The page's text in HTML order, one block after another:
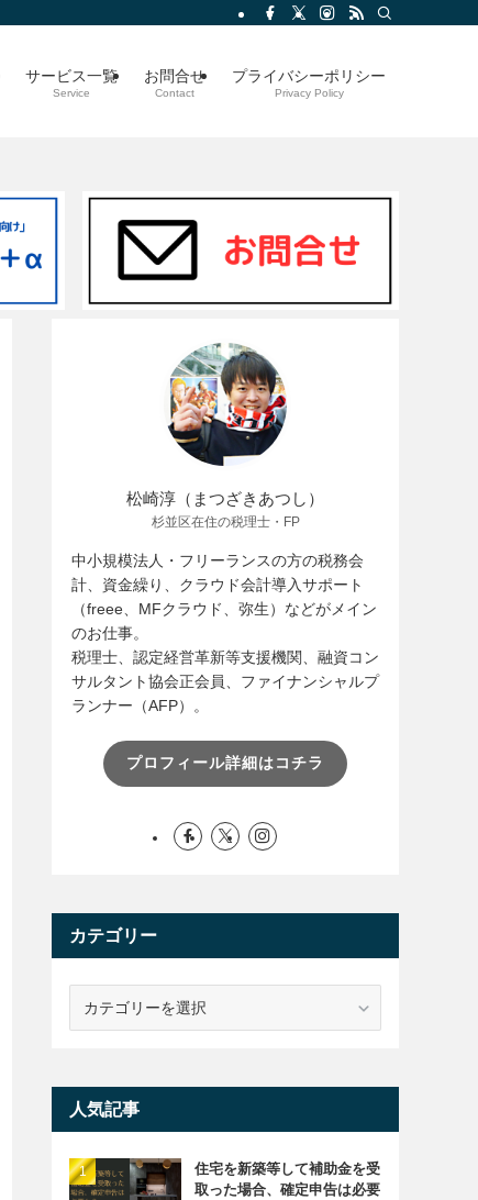
サービス一覧
Service
お問合せ
Contact
プライバシーポリシー
Privacy Policy
松崎淳（まつざきあつし）
杉並区在住の税理士・FP
中小規模法人・フリーランスの方の税務会
計、資金繰り、クラウド会計導入サポート
（freee、MFクラウド、弥生）などがメイン
のお仕事。
税理士、認定経営革新等支援機関、融資コン
サルタント協会正会員、ファイナンシャルプ
ランナー（AFP）。
プロフィール詳細はコチラ
カテゴリー
ー
人気記事
住宅を新築等して補助金を受
取った場合、確定申告は必要